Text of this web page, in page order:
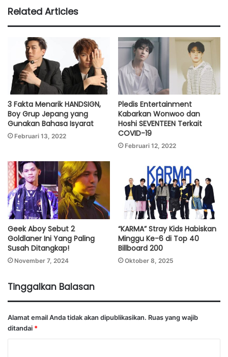
Related Articles
3 Fakta Menarik HANDSIGN,
Boy Grup Jepang yang
Gunakan Bahasa Isyarat
Februari 13, 2022
Pledis Entertainment
Kabarkan Wonwoo dan
Hoshi SEVENTEEN Terkait
COVID-19
Februari 12, 2022
Geek Aboy Sebut 2
Goldlaner Ini Yang Paling
Susah Ditangkap!
November 7, 2024
“KARMA” Stray Kids Habiskan
Minggu Ke-6 di Top 40
Billboard 200
Oktober 8, 2025
Tinggalkan Balasan
Alamat email Anda tidak akan dipublikasikan. Ruas yang wajib
ditandai *